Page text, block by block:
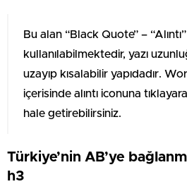
Bu alan “Black Quote” –
kullanılabilmektedir, yazı
uzayıp kısalabilir yapıdadır.
içerisinde alıntı iconuna
hale getirebilirsiniz.
Türkiye’nin AB’ye
h3